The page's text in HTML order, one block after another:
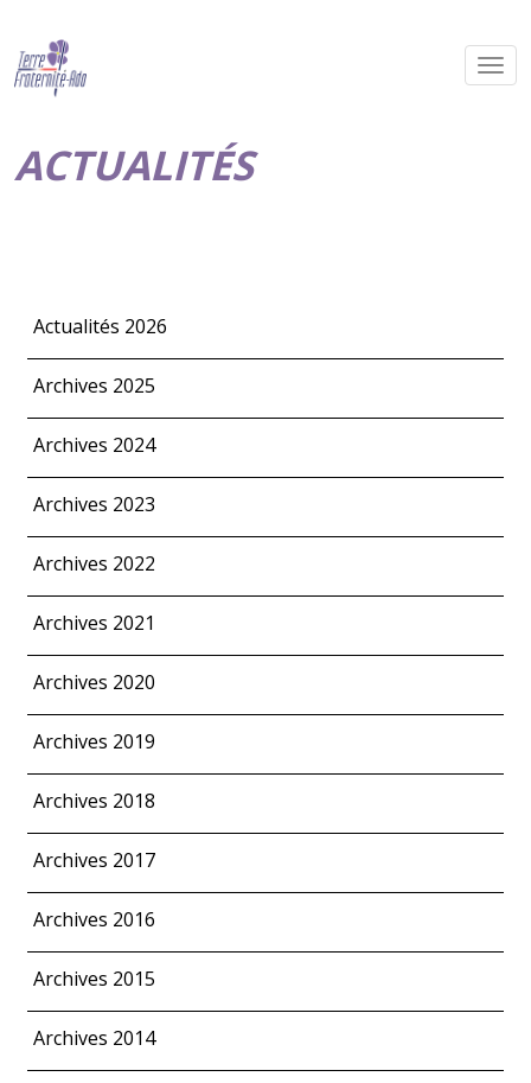
ACTUALITÉS
Actualités 2026
Archives 2025
Archives 2024
Archives 2023
Archives 2022
Archives 2021
Archives 2020
Archives 2019
Archives 2018
Archives 2017
Archives 2016
Archives 2015
Archives 2014